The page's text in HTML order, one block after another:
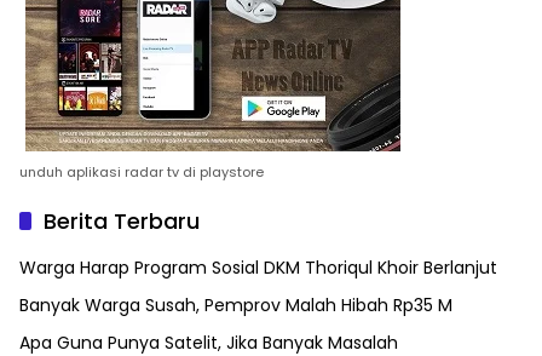
unduh aplikasi radar tv di playstore
Berita Terbaru
Warga Harap Program Sosial DKM Thoriqul Khoir Berlanjut
Banyak Warga Susah, Pemprov Malah Hibah Rp35 M
Apa Guna Punya Satelit, Jika Banyak Masalah